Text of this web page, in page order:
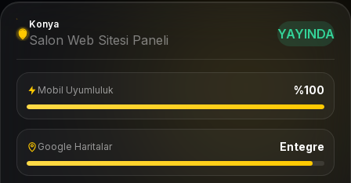
Konya
Salon Web Sitesi Paneli YAYINDA
Mobil Uyumluluk %100
Google Haritalar Entegre